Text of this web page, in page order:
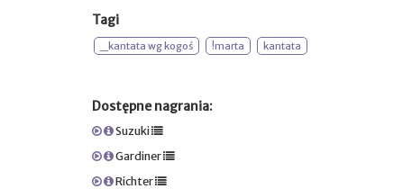
Tagi
_kantata wg kogoś !marta kantata
Dostępne nagrania:
Suzuki
Gardiner
Richter